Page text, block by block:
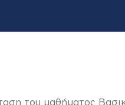
του μαθήματος